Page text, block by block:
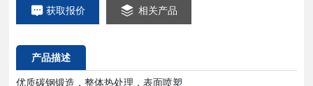
获取报价 相关产品
产品描述
优质碳钢锻造，整体热处理，表面喷塑